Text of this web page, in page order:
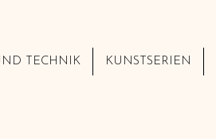
TECHNIK KUNSTSERIEN